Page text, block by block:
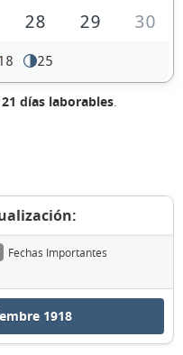
28 29 30
25
21 días laborables.
Fechas Importantes
1918